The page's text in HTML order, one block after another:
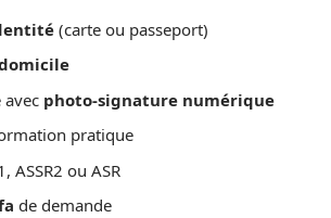
(carte ou passeport)
avec photo-signature numérique
pratique
ASSR2 ou ASR
de demande